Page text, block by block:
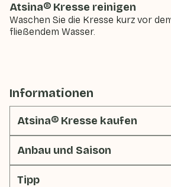
Atsina® Kresse reinigen
Waschen Sie die Kresse kurz vor
fließendem Wasser.
Informationen
Atsina® Kresse kaufen
Anbau und Saison
Tipp